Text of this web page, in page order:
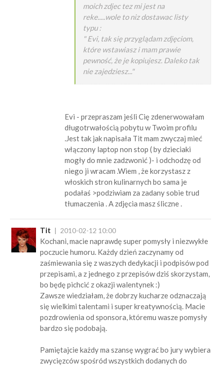
moich zdjec tez mi jest na
reke.....wole to niz dostawac listy
typu :
" Evi, tak się przyglądam zdjęciom,
które wstawiasz i mam prawie
pewność, że je kopiujesz. Daleko tak
nie zajedziesz..."
Evi - przepraszam jeśli Cię zdenerwowałam
długotrwałością pobytu w Twoim profilu
.Jest tak jak napisała Tit mam zwyczaj mieć
włączony laptop non stop ( by dzieciaki
mogły do mnie zadzwonić )- i odchodzę od
niego ji wracam .Wiem , że korzystasz z
włoskich stron kulinarnych bo sama je
podałaś >podziwiam za zadany sobie trud
tłumaczenia . A zdjęcia masz śliczne .
Tit 2010-02-12 10:00
Kochani, macie naprawdę super pomysły i niezwykłe
poczucie humoru. Każdy dzień zaczynamy od
zaśmiewania się z waszych dedykacji i podpisów pod
przepisami, a z jednego z przepisów dziś skorzystam,
bo będę pichcić z okazji walentynek :)
Zawsze wiedziałam, że dobrzy kucharze odznaczają
się wielkimi talentami i super kreatywnością. Macie
pozdrowienia od sponsora, któremu wasze pomysły
bardzo się podobają.
Pamiętajcie każdy ma szansę wygrać bo jury wybiera
zwycięzców spośród wszystkich dodanych do